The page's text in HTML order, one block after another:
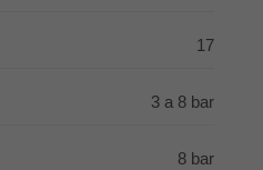
17
3 a 8 bar
8 bar